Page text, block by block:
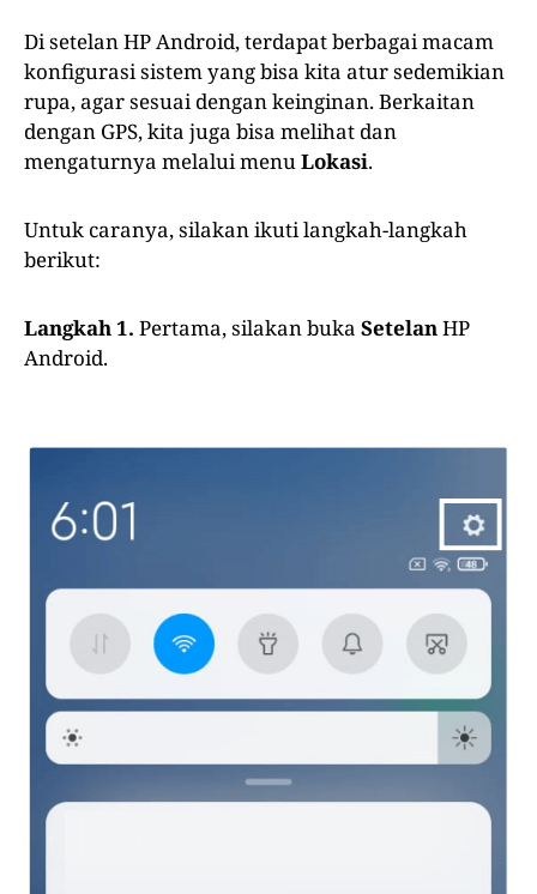
Di setelan HP Android, terdapat berbagai macam
konfigurasi sistem yang bisa kita atur sedemikian
rupa, agar sesuai dengan keinginan. Berkaitan
dengan GPS, kita juga bisa melihat dan
mengaturnya melalui menu Lokasi.
Untuk caranya, silakan ikuti langkah-langkah
berikut:
Langkah 1. Pertama, silakan buka Setelan HP
Android.